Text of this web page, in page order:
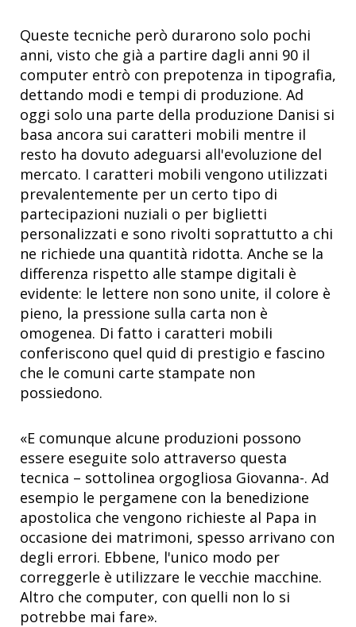
Queste tecniche però durarono solo pochi
anni, visto che già a partire dagli anni 90 il
computer entrò con prepotenza in tipografia,
dettando modi e tempi di produzione. Ad
oggi solo una parte della produzione Danisi si
basa ancora sui caratteri mobili mentre il
resto ha dovuto adeguarsi all'evoluzione del
mercato. I caratteri mobili vengono utilizzati
prevalentemente per un certo tipo di
partecipazioni nuziali o per biglietti
personalizzati e sono rivolti soprattutto a chi
ne richiede una quantità ridotta. Anche se la
differenza rispetto alle stampe digitali è
evidente: le lettere non sono unite, il colore è
pieno, la pressione sulla carta non è
omogenea. Di fatto i caratteri mobili
conferiscono quel quid di prestigio e fascino
che le comuni carte stampate non
possiedono.
«E comunque alcune produzioni possono
essere eseguite solo attraverso questa
tecnica – sottolinea orgogliosa Giovanna-. Ad
esempio le pergamene con la benedizione
apostolica che vengono richieste al Papa in
occasione dei matrimoni, spesso arrivano con
degli errori. Ebbene, l'unico modo per
correggerle è utilizzare le vecchie macchine.
Altro che computer, con quelli non lo si
potrebbe mai fare».